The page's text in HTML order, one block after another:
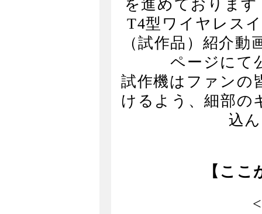
を進めておりま
T4型ワイヤレス
（試作品）紹介
ページにて
試作機はファンの
けるよう、細部の
込
【こ